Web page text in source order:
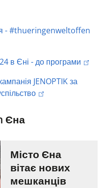
- #thueringenweltoffen
в Єні - до програми
JENOPTIK за
Єна
Місто Єна
вітає нових
мешканців